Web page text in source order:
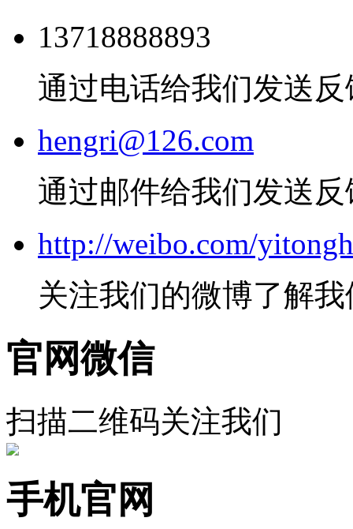
13718888893
通过电话给我们发送
hengri@126.com
通过邮件给我们发送
http://weibo.com/
关注我们的微博了解
官网微信
扫描二维码关注我们
手机官网